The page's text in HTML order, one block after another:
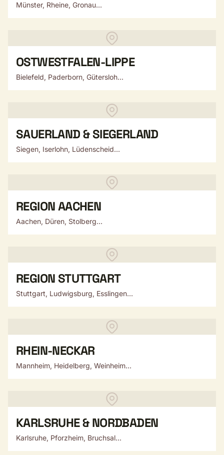
Münster, Rheine, Gronau...
OSTWESTFALEN-LIPPE
Bielefeld, Paderborn, Gütersloh...
SAUERLAND & SIEGERLAND
Siegen, Iserlohn, Lüdenscheid...
REGION AACHEN
Aachen, Düren, Stolberg...
REGION STUTTGART
Stuttgart, Ludwigsburg, Esslingen...
RHEIN-NECKAR
Mannheim, Heidelberg, Weinheim...
KARLSRUHE & NORDBADEN
Karlsruhe, Pforzheim, Bruchsal...